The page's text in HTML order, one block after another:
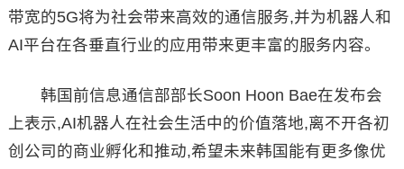
带宽的5G将为社会带来高效的通信服务,并为机器人和
AI平台在各垂直行业的应用带来更丰富的服务内容。
韩国前信息通信部部长Soon Hoon Bae在发布会
上表示,AI机器人在社会生活中的价值落地,离不开各初
创公司的商业孵化和推动,希望未来韩国能有更多像优